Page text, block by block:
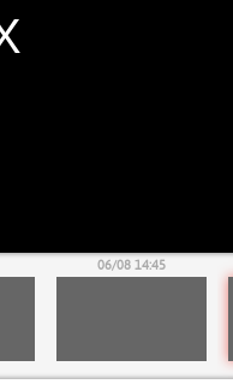
06/08 14:45